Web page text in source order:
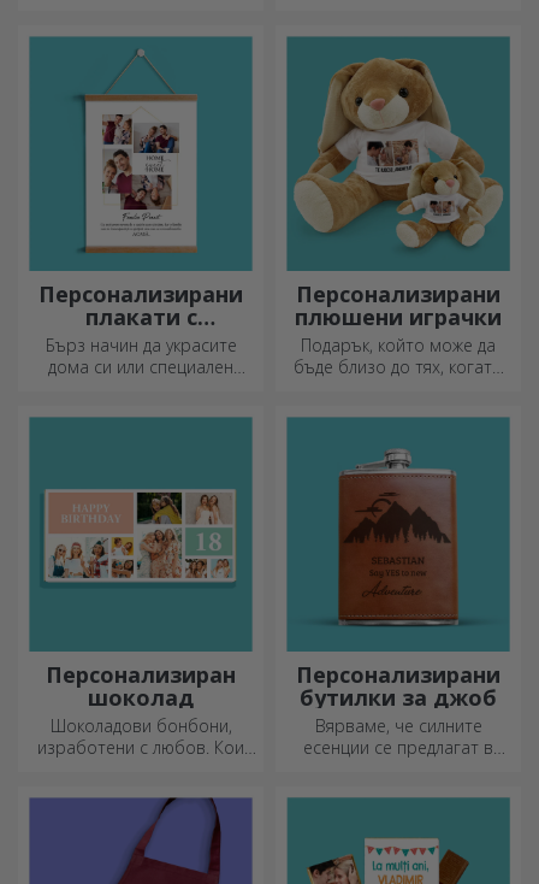
Персонализирани
плакати с
закачалки
Бърз начин да украсите
дома си или специален
Персонализирани
плюшени играчки
Подарък, който може да
бъде близо до тях, когато
за гушкане!
Персонализиран
шоколад
Шоколадови бонбони,
изработени с любов. Кои
Персонализирани
бутилки за джоб
Вярваме, че силните
есенции се предлагат в